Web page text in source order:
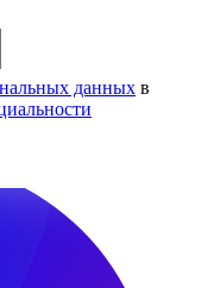
данных в